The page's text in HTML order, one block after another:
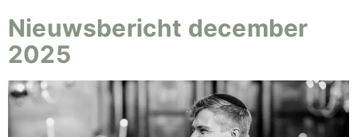
Nieuwsbericht december
2025